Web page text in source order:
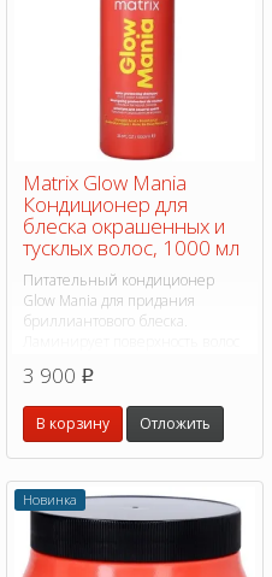
Matrix Glow Mania
Кондиционер для
блеска окрашенных и
тусклых волос, 1000 мл
Питательный кондиционер
Glow Mania для придания
бриллиантового блеска.
более блестящими.
3 900 p
В корзину Отложить
Новинка